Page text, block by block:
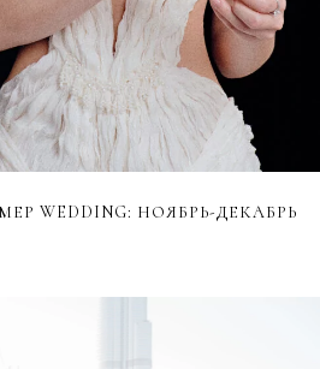
WEDDING: НОЯБРЬ-ДЕКАБРЬ